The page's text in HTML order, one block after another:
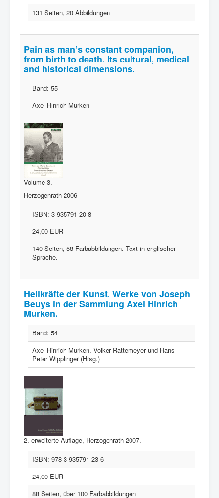
131 Seiten, 20 Abbildungen
Pain as man’s constant companion,
from birth to death. Its cultural, medical
and historical dimensions.
Band: 55
Axel Hinrich Murken
Volume 3.
Herzogenrath 2006
ISBN: 3-935791-20-8
24,00 EUR
140 Seiten, 58 Farbabbildungen. Text in englischer
Sprache.
Heilkräfte der Kunst. Werke von Joseph
Beuys in der Sammlung Axel Hinrich
Murken.
Band: 54
Axel Hinrich Murken, Volker Rattemeyer und Hans-
Peter Wipplinger (Hrsg.)
2. erweiterte Auflage, Herzogenrath 2007.
ISBN: 978-3-935791-23-6
24,00 EUR
88 Seiten, über 100 Farbabbildungen